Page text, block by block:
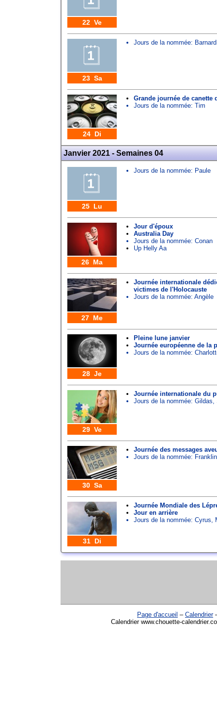
22 Ve
23 Sa
Jours de la nommée: Barnard
24 Di
Grande journée de canette
Jours de la nommée: Tim
Janvier 2021 - Semaines 04
25 Lu
Jours de la nommée: Paule
26 Ma
Jour d'époux
Australia Day
Jours de la nommée: Conan
Up Helly Aa
27 Me
Journée internationale
victimes de l'Holocauste
Jours de la nommée: Angèle
28 Je
Pleine lune janvier
Journée européenne de la
Jours de la nommée:
29 Ve
Journée internationale du
Jours de la nommée: Gildas,
30 Sa
Journée des messages
Jours de la nommée: Franklin
31 Di
Journée Mondiale des
Jour en arrière
Jours de la nommée: Cyrus,
Page d'accueil – Calendrier
Calendrier www.chouette-